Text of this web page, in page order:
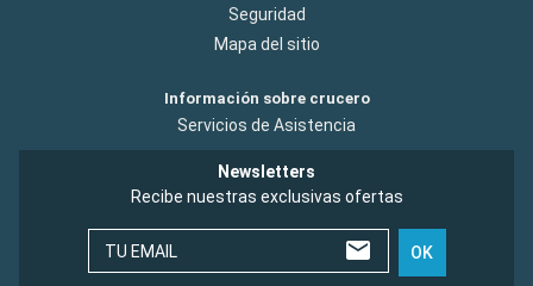
Seguridad
Mapa del sitio
Información sobre crucero
Servicios de Asistencia
Newsletters
Recibe nuestras exclusivas ofertas
TU EMAIL OK